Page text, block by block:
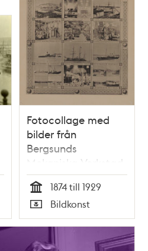
Fotocollage med
bilder från
Bergsunds
Mekaniska Verkstad
Tid
1874 till 1929
Typ
Bildkonst